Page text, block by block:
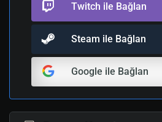
Twitch ile Bağlan
Steam ile Bağlan
Google ile Bağlan